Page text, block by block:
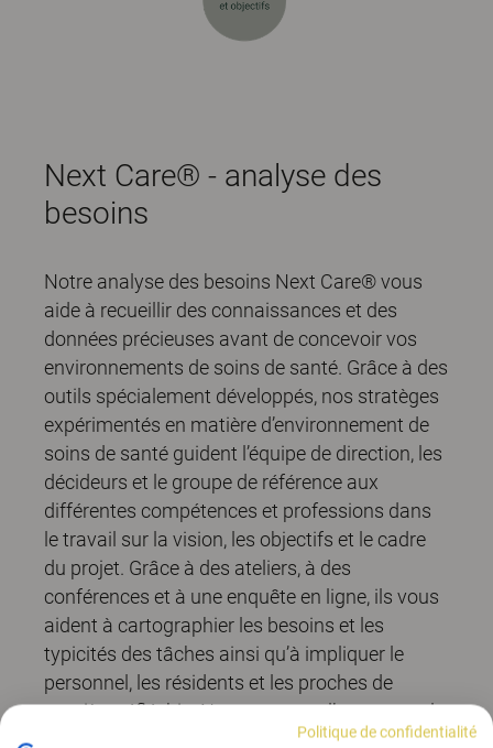
Next Care® - analyse des
besoins​
Notre analyse des besoins Next Care® vous
aide à recueillir des connaissances et des
données précieuses avant de concevoir vos
environnements de soins de santé. Grâce à des
outils spécialement développés, nos stratèges
expérimentés en matière d’environnement de
soins de santé guident l’équipe de direction, les
décideurs et le groupe de référence aux
différentes compétences et professions dans
le travail sur la vision, les objectifs et le cadre
du projet. Grâce à des ateliers, à des
conférences et à une enquête en ligne, ils vous
aident à cartographier les besoins et les
typicités des tâches ainsi qu’à impliquer le
personnel, les résidents et les proches de
manière réfléchie. Nous mettons l’accent sur la
capacité à penser le long terme et nous vous
Politique de confidentialité